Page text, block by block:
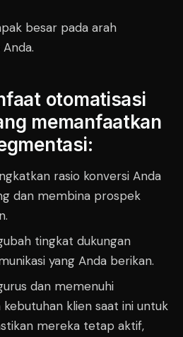
besar pada arah
otomatisasi
memanfaatkan
rasio konversi Anda
dan membina prospek
tingkat dukungan
yang Anda berikan.
dan memenuhi
klien saat ini untuk
mereka tetap aktif,